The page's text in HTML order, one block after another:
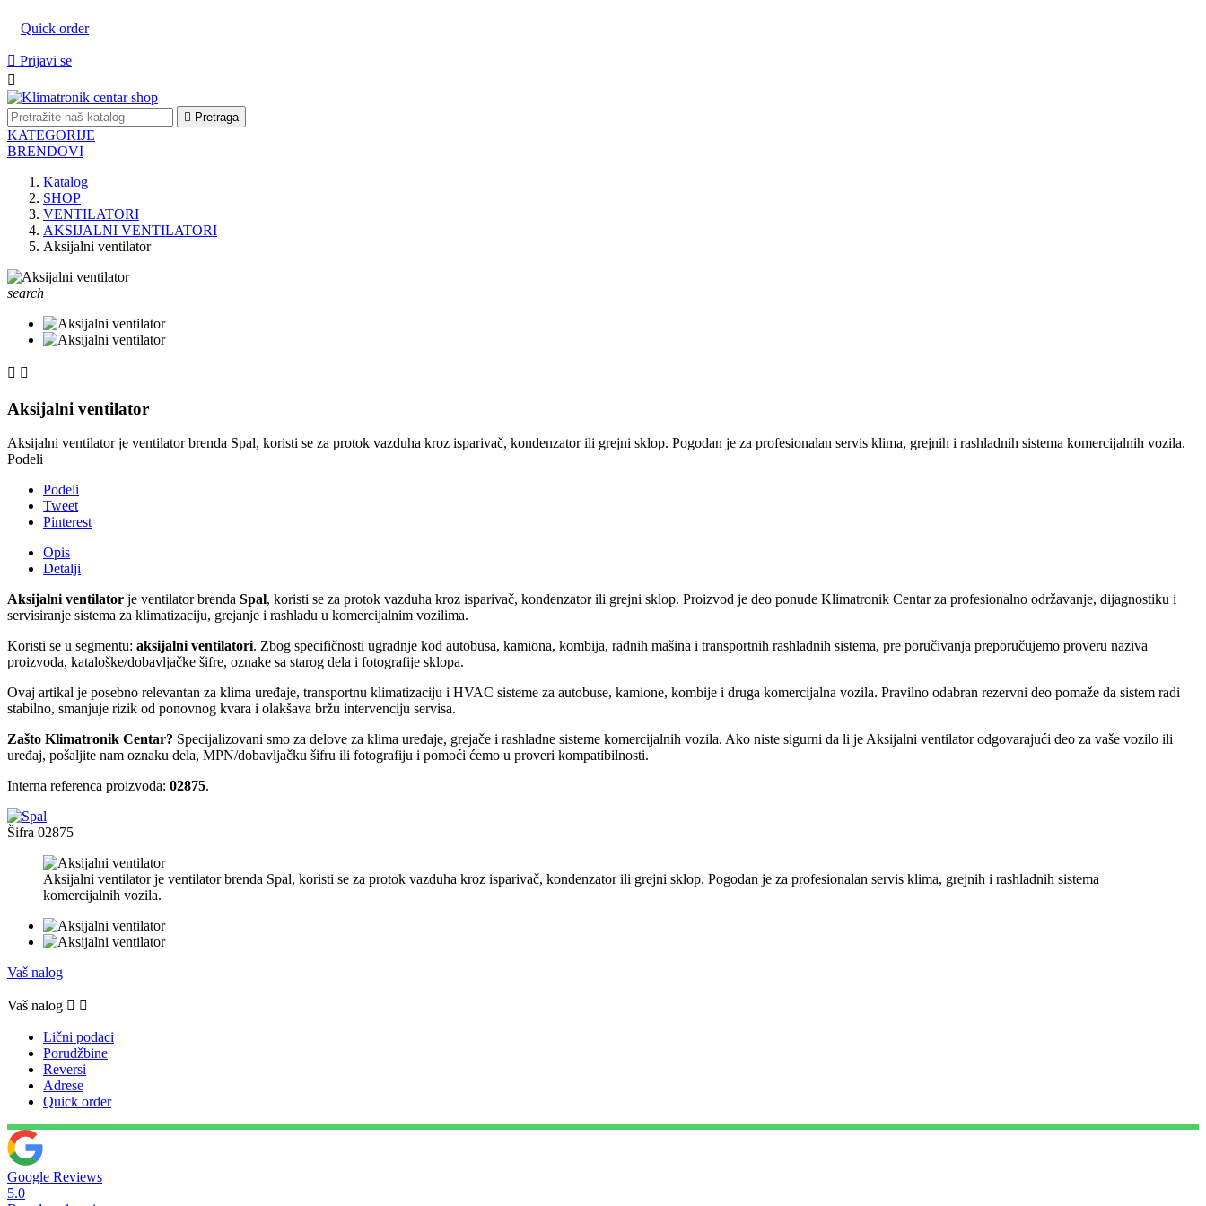
Quick order
 Prijavi se

 Pretraga
KATEGORIJE
BRENDOVI
Katalog
SHOP
VENTILATORI
AKSIJALNI VENTILATORI
Aksijalni ventilator
search
 
Aksijalni ventilator
Aksijalni ventilator je ventilator brenda Spal, koristi se za protok vazduha kroz isparivač, kondenzator ili grejni sklop. Pogodan je za profesionalan servis klima, grejnih i rashladnih sistema komercijalnih vozila.
Podeli
Podeli
Tweet
Pinterest
Opis
Detalji
Aksijalni ventilator je ventilator brenda Spal, koristi se za protok vazduha kroz isparivač, kondenzator ili grejni sklop. Proizvod je deo ponude Klimatronik Centar za profesionalno održavanje, dijagnostiku i
servisiranje sistema za klimatizaciju, grejanje i rashladu u komercijalnim vozilima.
Koristi se u segmentu: aksijalni ventilatori. Zbog specifičnosti ugradnje kod autobusa, kamiona, kombija, radnih mašina i transportnih rashladnih sistema, pre poručivanja preporučujemo proveru naziva
proizvoda, kataloške/dobavljačke šifre, oznake sa starog dela i fotografije sklopa.
Ovaj artikal je posebno relevantan za klima uređaje, transportnu klimatizaciju i HVAC sisteme za autobuse, kamione, kombije i druga komercijalna vozila. Pravilno odabran rezervni deo pomaže da sistem radi
stabilno, smanjuje rizik od ponovnog kvara i olakšava bržu intervenciju servisa.
Zašto Klimatronik Centar? Specijalizovani smo za delove za klima uređaje, grejače i rashladne sisteme komercijalnih vozila. Ako niste sigurni da li je Aksijalni ventilator odgovarajući deo za vaše vozilo ili
uređaj, pošaljite nam oznaku dela, MPN/dobavljačku šifru ili fotografiju i pomoći ćemo u proveri kompatibilnosti.
Interna referenca proizvoda: 02875.
Šifra 02875
Aksijalni ventilator je ventilator brenda Spal, koristi se za protok vazduha kroz isparivač, kondenzator ili grejni sklop. Pogodan je za profesionalan servis klima, grejnih i rashladnih sistema
komercijalnih vozila.
Vaš nalog
Vaš nalog  
Lični podaci
Porudžbine
Reversi
Adrese
Quick order
Google Reviews
5.0